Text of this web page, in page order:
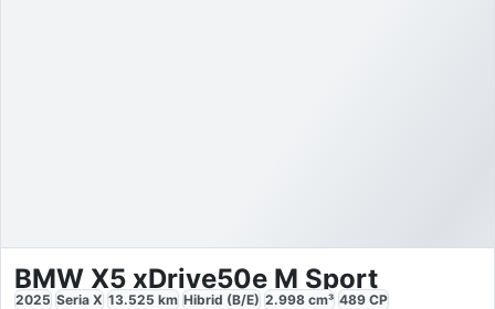
BMW X5 xDrive50e M Sport
2025 Seria X 13.525 km Hibrid (B/E) 2.998 cm³ 489 CP